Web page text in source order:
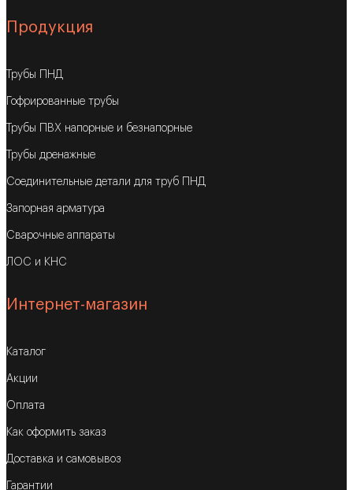
Продукция
Трубы ПНД
Гофрированные трубы
Трубы ПВХ напорные и безнапорные
Трубы дренажные
Соединительные детали для труб ПНД
Запорная арматура
Сварочные аппараты
ЛОС и КНС
Интернет-магазин
Каталог
Акции
Оплата
Как оформить заказ
Доставка и самовывоз
Гарантии